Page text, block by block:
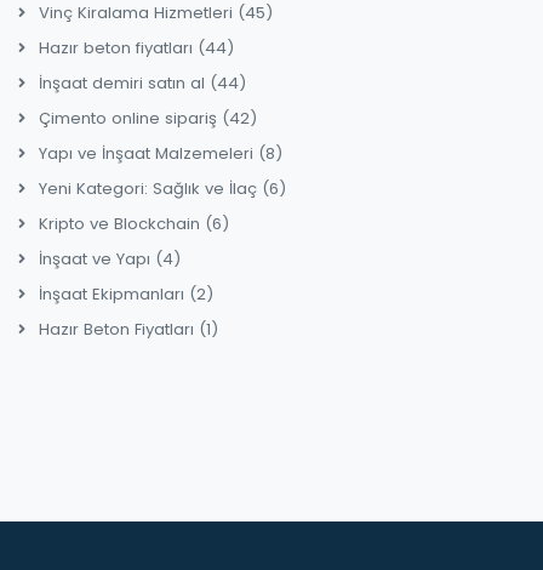
Vinç Kiralama Hizmetleri (45)
Hazır beton fiyatları (44)
İnşaat demiri satın al (44)
Çimento online sipariş (42)
Yapı ve İnşaat Malzemeleri (8)
Yeni Kategori: Sağlık ve İlaç (6)
Kripto ve Blockchain (6)
İnşaat ve Yapı (4)
İnşaat Ekipmanları (2)
Hazır Beton Fiyatları (1)